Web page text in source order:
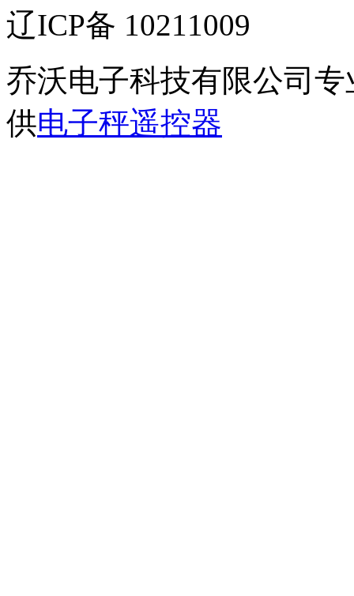
辽ICP备 10211009
乔沃电子科技有限公司
供电子秤遥控器